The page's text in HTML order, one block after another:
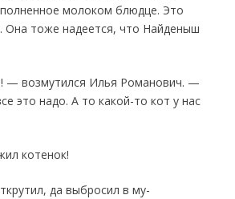
молоком блюдце. Это
Она тоже на­деется, что Найденыш
— возмутился Илья Рома­нович. —
это надо. А то ка­кой-то кот у нас
котенок!
да выбросил в му­